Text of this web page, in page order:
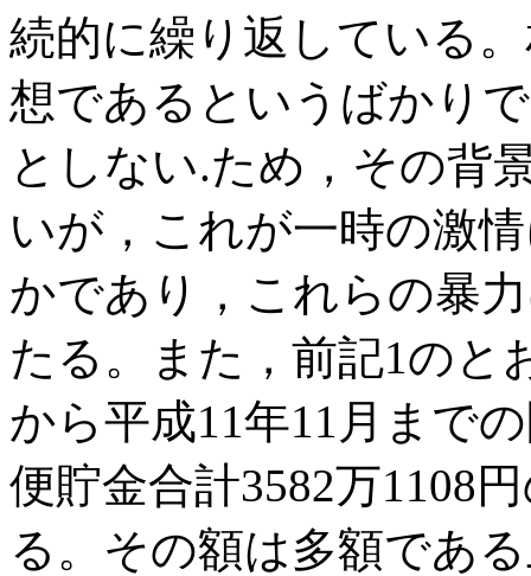
続的に繰り返している
想であるというばかり
としない.ため，その背
いが，これが一時の激
かであり，これらの暴
たる。また，前記1のと
から平成11年11月まで
便貯金合計3582万1108
る。その額は多額であ